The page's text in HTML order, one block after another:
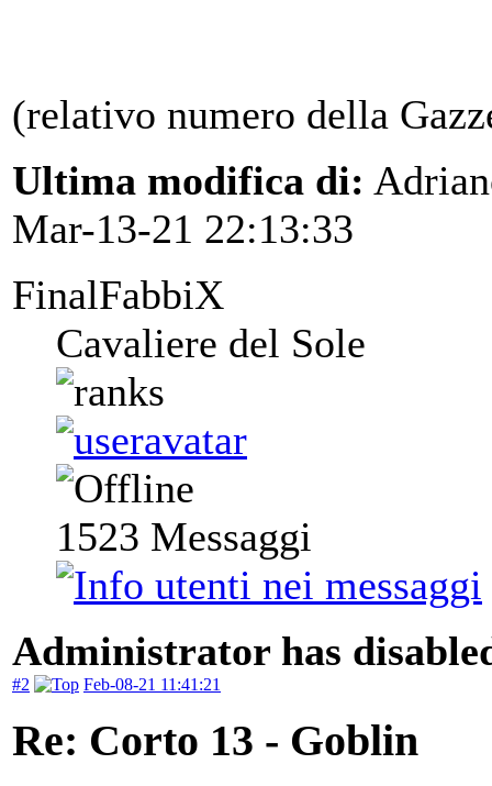
(relativo numero della
Ultima modifica di:
Mar-13-21 22:13:33
FinalFabbiX
Cavaliere del Sole
1523 Messaggi
Administrator has
#2 Feb-08-21 11:41:21
Re: Corto 13 - Goblin